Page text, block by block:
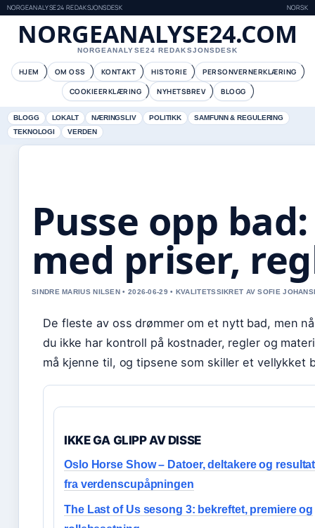
NORGEANALYSE24 REDAKSJONSDESK NORSK
NORGEANALYSE24.COM
NORGEANALYSE24 REDAKSJONSDESK
HJEM OM OSS KONTAKT HISTORIE
PERSONVERNERKLÆRING
COOKIEERKLÆRING
NYHETSBREV BLOGG
BLOGG LOKALT NÆRINGSLIV POLITIKK
SAMFUNN & REGULERING
TEKNOLOGI
VERDEN
Pusse opp
med priser,
SINDRE MARIUS NILSEN • 2026-06-29 • KVALITETSSIKRET AV SOFIE
De fleste av oss drømmer om et nytt bad, men
du ikke har kontroll på kostnader, regler og
må kjenne til, og tipsene som skiller et vellykket
IKKE GA GLIPP AV DISSE
Oslo Horse Show – Datoer, deltakere og
fra verdenscupåpningen
The Last of Us sesong 3: bekreftet, premiere og